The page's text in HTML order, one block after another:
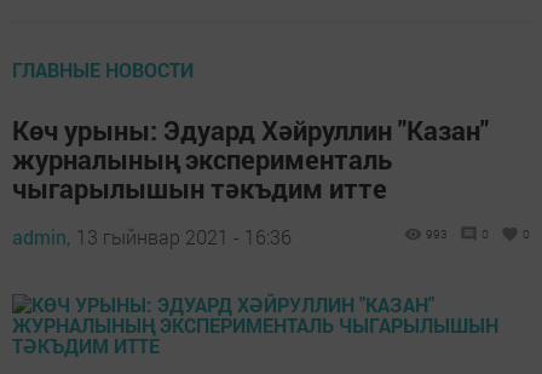
ГЛАВНЫЕ НОВОСТИ
Көч урыны: Эдуард Хәйруллин "Казан"
журналының эксперименталь
чыгарылышын тәкъдим итте
admin, 13 гыйнвар 2021 - 16:36 993 0 0